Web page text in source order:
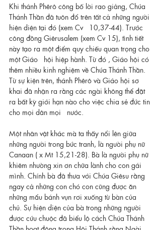
Khi thánh Phêrô công bố lời rao giảng, Chúa
Thánh Thần đã tuôn đổ trên tất cả những người
hiện diện tại đó (xem Cv   10,37-44). Trước
công đồng Giêrusalem (xem Cv 15), tình tiết
này tạo ra một điểm quy chiếu quan trọng cho
một Giáo   hội hiệp hành. Từ đó , Giáo hội có
thêm nhiều kinh nghiệm về Chúa Thánh Thần.
Từ sự kiện trên, thánh Phêrô và Giáo hội sơ
khai đã nhận ra rằng các ngài không thể đặt
ra bất kỳ giới hạn nào cho việc chia sẻ đức tin
cho mọi dân mọi   nước.
Một nhân vật khác mà ta thấy nổi lên giữa
những người trong bức tranh, là người phụ nữ
Canaan ( x Mt 15,21-28). Bà là người phụ nữ
khiêm nhường xin ơn chữa lành cho con gái
mình. Chính bà đã thưa với Chúa Giêsu rằng
ngay cả những con chó con cũng được ăn
những mẩu bánh vụn rơi xuống từ bàn của
chủ. Sự hiện diện của bà trong những người
được cứu chuộc đã biểu lộ cách Chúa Thánh